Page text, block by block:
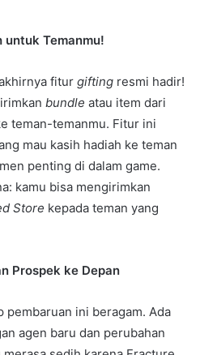
untuk Temanmu!
fitur gifting resmi hadir!
bundle atau item dari
teman-temanmu. Fitur ini
mau kasih hadiah ke teman
penting di dalam game.
kamu bisa mengirimkan
Store kepada teman yang
Prospek ke Depan
pembaruan ini beragam. Ada
agen baru dan perubahan